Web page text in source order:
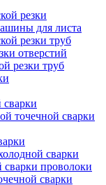
резки
для листа
резки труб
отверстий
резки труб
точечной сварки
сварки
проволоки
сварки